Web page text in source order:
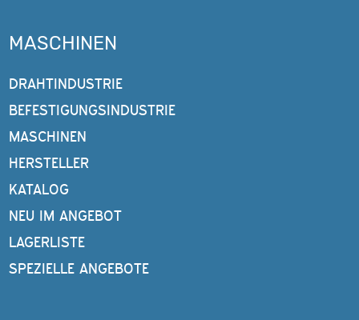
MASCHINEN
DRAHTINDUSTRIE
BEFESTIGUNGSINDUSTRIE
MASCHINEN
HERSTELLER
KATALOG
NEU IM ANGEBOT
LAGERLISTE
SPEZIELLE ANGEBOTE